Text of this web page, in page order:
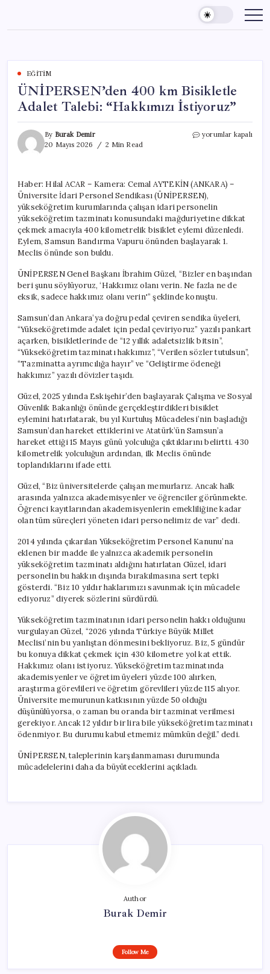
content
EĞITIM
ÜNİPERSEN’den 400 km Bisikletle
Adalet Talebi: “Hakkımızı İstiyoruz”
By Burak Demir
20 Mayıs 2026
2 Min Read
ÜNİPERSEN’den
Talebi:
“Hakkımızı
İstiyoruz”
için
yorumlar kapalı
Haber: Hilal ACAR – Kamera: Cemal AYTEKİN (ANKARA) –
Üniversite İdari Personel Sendikası (ÜNİPERSEN),
yükseköğretim kurumlarında çalışan idari personelin
yükseköğretim tazminatı konusundaki mağduriyetine dikkat
çekmek amacıyla 400 kilometrelik bisiklet eylemi düzenledi.
Eylem, Samsun Bandırma Vapuru önünden başlayarak 1.
Meclis önünde son buldu.
ÜNİPERSEN Genel Başkanı İbrahim Güzel, “Bizler en başından
beri şunu söylüyoruz, ‘Hakkımız olanı verin. Ne fazla ne de
eksik, sadece hakkımız olanı verin'” şeklinde konuştu.
Samsun’dan Ankara’ya doğru pedal çeviren sendika üyeleri,
“Yükseköğretimde adalet için pedal çeviriyoruz” yazılı pankart
açarken, bisikletlerinde de “12 yıllık adaletsizlik bitsin”,
“Yükseköğretim tazminatı hakkımız”, “Verilen sözler tutulsun”,
“Tazminatta ayrımcılığa hayır” ve “Geliştirme ödeneği
hakkımız” yazılı dövizler taşıdı.
Güzel, 2025 yılında Eskişehir’den başlayarak Çalışma ve Sosyal
Güvenlik Bakanlığı önünde gerçekleştirdikleri bisiklet
eylemini hatırlatarak, bu yıl Kurtuluş Mücadelesi’nin başladığı
Samsun’dan hareket ettiklerini ve Atatürk’ün Samsun’a
hareket ettiği 15 Mayıs günü yolculuğa çıktıklarını belirtti. 430
kilometrelik yolculuğun ardından, ilk Meclis önünde
toplandıklarını ifade etti.
Güzel, “Biz üniversitelerde çalışan memurlarız. Ancak halk
arasında yalnızca akademisyenler ve öğrenciler görünmekte.
Öğrenci kayıtlarından akademisyenlerin emekliliğine kadar
olan tüm süreçleri yöneten idari personelimiz de var” dedi.
2014 yılında çıkarılan Yükseköğretim Personel Kanunu’na
eklenen bir madde ile yalnızca akademik personelin
yükseköğretim tazminatı aldığını hatırlatan Güzel, idari
personelin bu hakkın dışında bırakılmasına sert tepki
gösterdi. “Biz 10 yıldır haklarımızı savunmak için mücadele
ediyoruz” diyerek sözlerini sürdürdü.
Yükseköğretim tazminatının idari personelin hakkı olduğunu
vurgulayan Güzel, “2026 yılında Türkiye Büyük Millet
Meclisi’nin bu yanlıştan dönmesini bekliyoruz. Biz, 5 gündür
bu konuya dikkat çekmek için 430 kilometre yol kat ettik.
Hakkımız olanı istiyoruz. Yükseköğretim tazminatında
akademisyenler ve öğretim üyeleri yüzde 100 alırken,
araştırma görevlileri ve öğretim görevlileri yüzde 115 alıyor.
Üniversite memurunun katkısının yüzde 50 olduğu
düşünülüyorsa, o zaman bu oranda bir tazminat verilmesi
gerekiyor. Ancak 12 yıldır bir lira bile yükseköğretim tazminatı
ödenmiyor. Bu durumu kabul etmemiz mümkün değil.” dedi.
ÜNİPERSEN, taleplerinin karşılanmaması durumunda
mücadelelerini daha da büyüteceklerini açıkladı.
Author
Burak Demir
Follow Me